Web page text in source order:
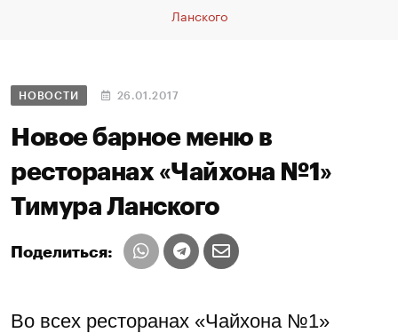
Ланского
НОВОСТИ 26.01.2017
Новое барное меню в
ресторанах «Чайхона №1»
Тимура Ланского
Поделиться:
Во всех ресторанах «Чайхона №1»